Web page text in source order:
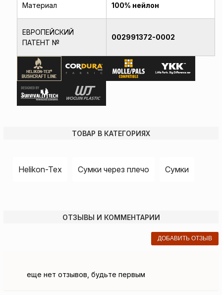
Материал 100% нейлон
ЕВРОПЕЙСКИЙ
ПАТЕНТ №
002991372-0002
ТОВАР В КАТЕГОРИЯХ
Helikon-Tex Сумки через плечо Сумки
ОТЗЫВЫ И КОММЕНТАРИИ
ДОБАВИТЬ ОТЗЫВ
еще нет отзывов, будьте первым